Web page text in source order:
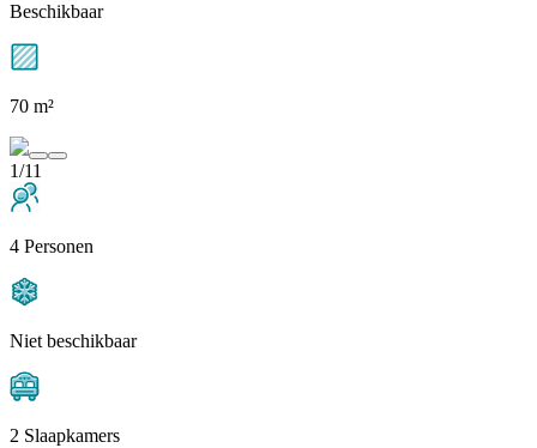
Beschikbaar
70 m²
1/11
4 Personen
Niet beschikbaar
2 Slaapkamers